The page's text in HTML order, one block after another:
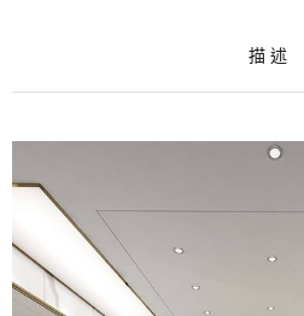
描述